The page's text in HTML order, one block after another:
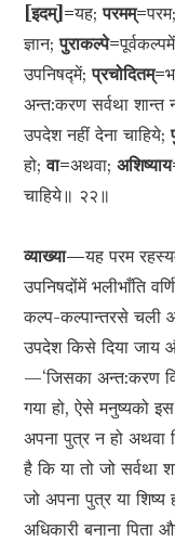
[इदम्]=यह;परमम्=
ज्ञान;पुराकल्पे=
उपनिषद्में;प्रचोदितम्=
अन्त:करण सर्वथा शान्त
उपदेश नहीं देना चाहिये;
हो;वा=अथवा;
चाहिये॥ २२॥
व्याख्या—यह परम
उपनिषदोंमें भलीभाँति
कल्प-कल्पान्तरसे चली
उपदेश किसे दिया जाय
—‘जिसका अन्त:करण
गया हो, ऐसे मनुष्यको
अपना पुत्र न हो अथवा
है कि या तो जो सर्वथा
जो अपना पुत्र या शिष्य
अधिकारी बनाना